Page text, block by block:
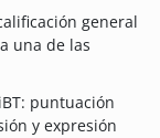
general
una de las
puntuación
y expresión